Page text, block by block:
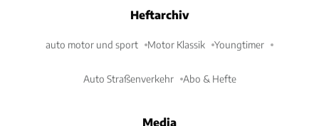
Heftarchiv
auto motor und sport Motor Klassik Youngtimer
Auto Straßenverkehr Abo & Hefte
Media